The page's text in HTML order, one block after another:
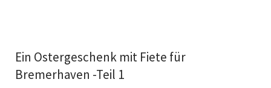
Ein Ostergeschenk mit Fiete für
Bremerhaven -Teil 1